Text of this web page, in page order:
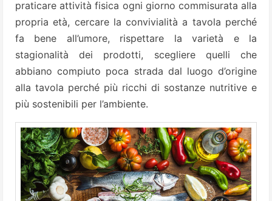
praticare attività fisica ogni giorno commisurata alla
propria età, cercare la convivialità a tavola perché
fa bene all’umore, rispettare la varietà e la
stagionalità dei prodotti, scegliere quelli che
abbiano compiuto poca strada dal luogo d’origine
alla tavola perché più ricchi di sostanze nutritive e
più sostenibili per l’ambiente.